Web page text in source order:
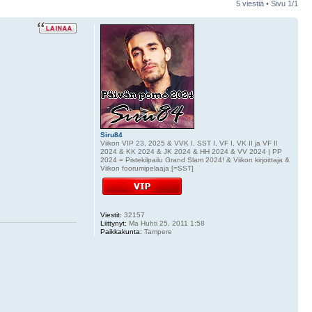
5 viestiä • Sivu 1/1
Siru84
Viikon VIP 23, 2025 & VVK I, SST I, VF I, VK II ja VF II
2024 & KK 2024 & JK 2024 & HH 2024 & VV 2024 | PP
2024 = Pistekilpailu Grand Slam 2024! & Viikon kirjoittaja &
Viikon foorumipelaaja [=SST]
Viestit: 32157
Liittynyt: Ma Huhti 25, 2011 1:58
Paikkakunta: Tampere